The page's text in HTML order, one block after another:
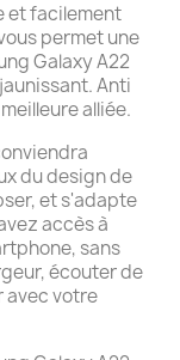
et facilement
permet une
Galaxy A22
Anti
alliée.
du design de
et s'adapte
accès à
sans
écouter de
avec votre